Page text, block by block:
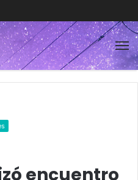
encuentro